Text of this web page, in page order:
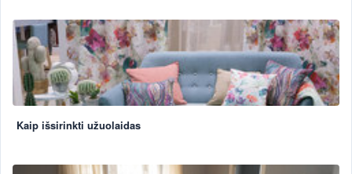
Kaip išsirinkti užuolaidas